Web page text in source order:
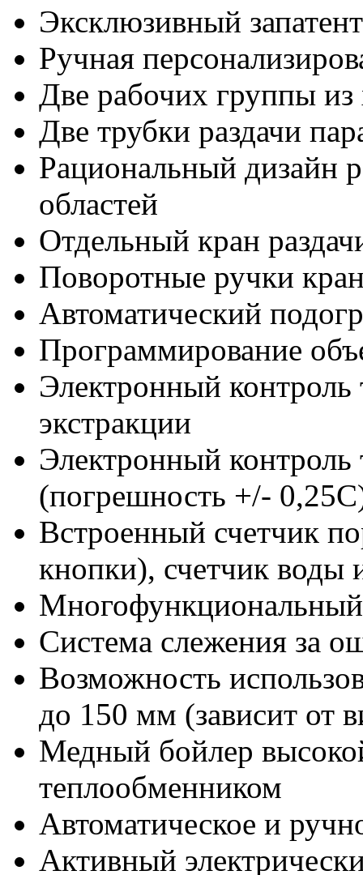
Эксклюзивный
Ручная
Две рабочих группы
Две трубки раздачи
Рациональный дизайн
областей
Отдельный кран
Поворотные ручки
Автоматический
Программирование
Электронный контроль
экстракции
Электронный
(погрешность +/-
Встроенный счетчик
кнопки), счетчик воды
Система слежения за
Возможность
до 150 мм (зависит от
Медный бойлер
теплообменником
Автоматическое и
Активный